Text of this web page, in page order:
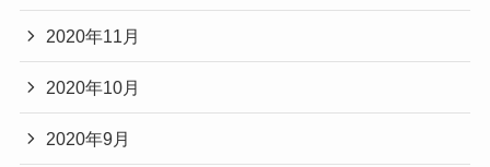
2020年11月
2020年10月
2020年9月